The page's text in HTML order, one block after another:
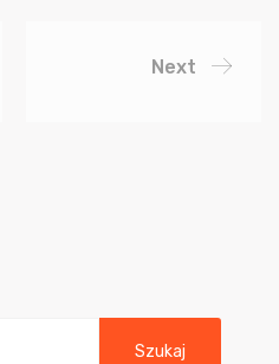
Next
Szukaj